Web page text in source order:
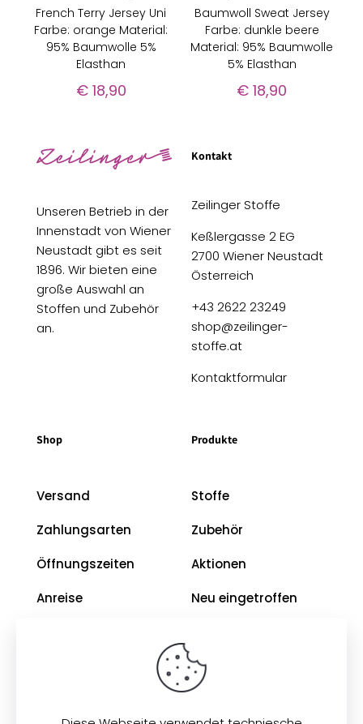
French Terry Jersey Uni
Farbe: orange Material:
95% Baumwolle 5%
Elasthan
€18,90
Baumwoll Sweat Jersey
Farbe: dunkle beere
Material: 95% Baumwolle
5% Elasthan
€ 18,90
Unseren Betrieb in der
Innenstadt von Wiener
Neustadt gibt es seit
1896. Wir bieten eine
große Auswahl an
Stoffen und Zubehör
an.
Kontakt
Zeilinger Stoffe
Keßlergasse 2 EG
2700 Wiener Neustadt
Österreich
+43 2622 23249
shop@zeilinger-
stoffe.at
Kontaktformular
Shop
Versand
Zahlungsarten
Öffnungszeiten
Anreise
Produkte
Stoffe
Zubehör
Aktionen
Neu eingetroffen